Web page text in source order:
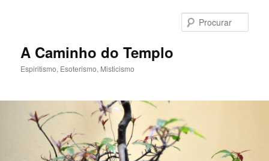
primário
secundário
A Caminho do Templo
Espiritismo, Esoterismo, Misticismo